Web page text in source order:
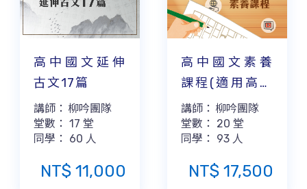
高中國文延伸
古文17篇
講師： 柳吟團隊
堂數： 17 堂
同學：
60 人
NT$ 11,000
高中國文素養
課程(適用高1-
2)
講師： 柳吟團隊
堂數：
20 堂
同學：
93 人
NT$ 17,500